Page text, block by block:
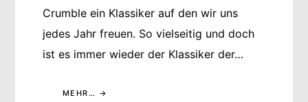
Crumble ein Klassiker auf den wir uns
jedes Jahr freuen. So vielseitig und doch
ist es immer wieder der Klassiker der…
MEHR…